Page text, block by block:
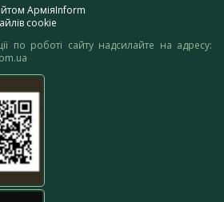
АрміяInform
cookie
по роботі сайту надсилайте на адресу: